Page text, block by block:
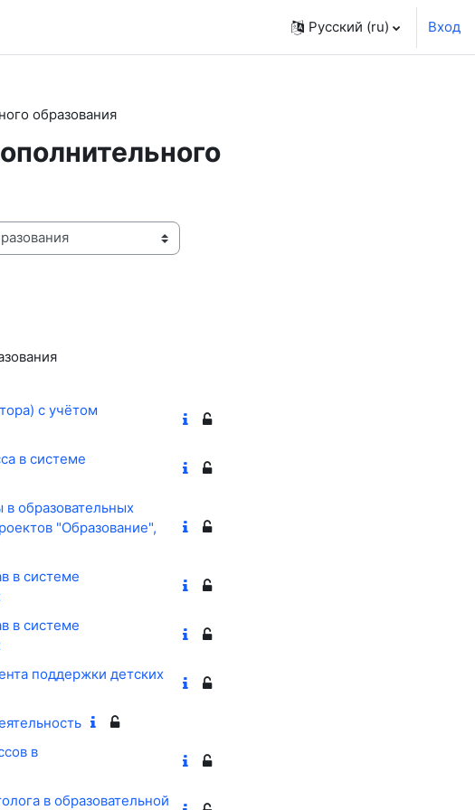
Русский ‎(ru)‎ Вход
образования
с учётом
в системе
образовательных
"Образование",
в системе
в системе
поддержки детских
в
в образовательной